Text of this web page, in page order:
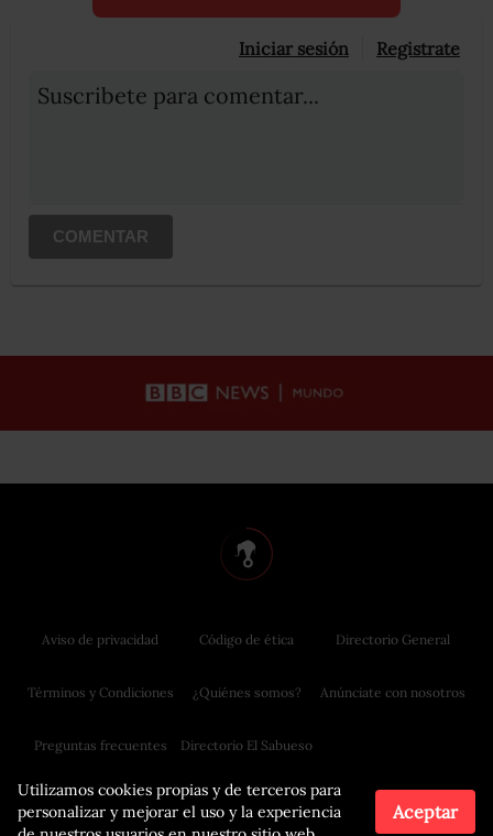
Iniciar sesión Registrate
Suscribete para comentar...
COMENTAR
Utilizamos cookies propias y de terceros para
personalizar y mejorar el uso y la experiencia
Aceptar
Aviso de privacidad
Términos y Condiciones
Preguntas frecuentes
Código de ética
¿Quiénes somos?
Directorio El Sabueso
Directorio General
Anúnciate con nosotros